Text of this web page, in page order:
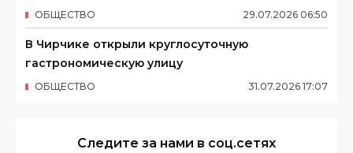
29.07.2026 06:50
ОБЩЕСТВО
В Чирчике открыли круглосуточную
гастрономическую улицу
31.07.2026 17:07
ОБЩЕСТВО
Следите за нами в соц.сетях